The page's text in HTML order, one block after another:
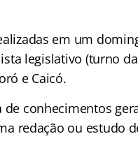
em um
legislativo (turno
e Caicó.
conhecimentos
redação ou estudo